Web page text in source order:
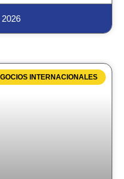
INTERNACIONALES